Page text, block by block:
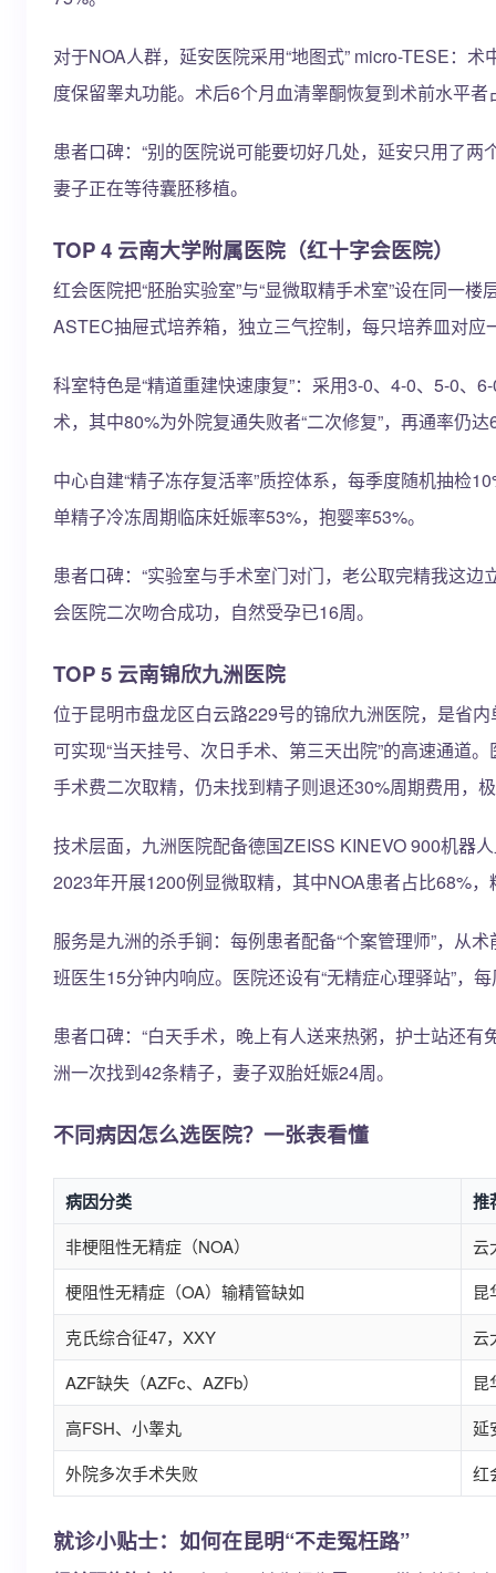
对于NOA人群，延安医院采用“地图式” micro-TESE：
度保留睾丸功能。术后6个月血清睾酮恢复到术前水平者
患者口碑：“别的医院说可能要切好几处，延安只用了
妻子正在等待囊胚移植。
TOP 4 云南大学附属医院（红十字会医院）
红会医院把“胚胎实验室”与“显微取精手术室”设在同一
ASTEC抽屉式培养箱，独立三气控制，每只培养皿对应
科室特色是“精道重建快速康复”：采用3-0、4-0、5-0
术，其中80%为外院复通失败者“二次修复”，再通率仍达
中心自建“精子冻存复活率”质控体系，每季度随机抽检
单精子冷冻周期临床妊娠率53%，抱婴率53%。
患者口碑：“实验室与手术室门对门，老公取完精我这
会医院二次吻合成功，自然受孕已16周。
TOP 5 云南锦欣九洲医院
位于昆明市盘龙区白云路229号的锦欣九洲医院，是省
可实现“当天挂号、次日手术、第三天出院”的高速通道
手术费二次取精，仍未找到精子则退还30%周期费用，
技术层面，九洲医院配备德国ZEISS KINEVO 900机器
2023年开展1200例显微取精，其中NOA患者占比68%
服务是九洲的杀手锏：每例患者配备“个案管理师”，从
班医生15分钟内响应。医院还设有“无精症心理驿站”，
患者口碑：“白天手术，晚上有人送来热粥，护士站还
洲一次找到42条精子，妻子双胎妊娠24周。
不同病因怎么选医院？一张表看懂
病因分类 推
非梗阻性无精症（NOA）
云
梗阻性无精症（OA）输精管缺如
昆
克氏综合征47，XXY
云
AZF缺失（AZFc、AZFb）
昆
高FSH、小睾丸
延
外院多次手术失败
红
就诊小贴士：如何在昆明“不走冤枉路”